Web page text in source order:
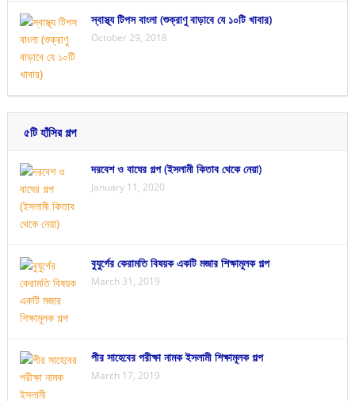
স্বাস্থ্য টিপস বাংলা (শুক্রাণু বাড়াবে যে ১০টি খাবার)
October 29, 2018
৫টি হাঁসির গল্প
দরবেশ ও বাঘের গল্প (ইসলামী কিতাব থেকে নেয়া)
January 11, 2020
বুযুর্গের কেরামতি বিষয়ক একটি মজার শিক্ষামূলক গল্প
March 31, 2019
পীর সাহেবের পরীক্ষা নামক ইসলামী শিক্ষামূলক গল্প
March 17, 2019